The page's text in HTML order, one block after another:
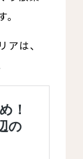
は、